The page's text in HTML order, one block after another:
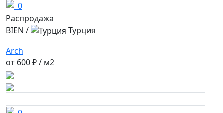
Распродажа
BIEN /
Турция
Arch
от 600 ₽/ м2